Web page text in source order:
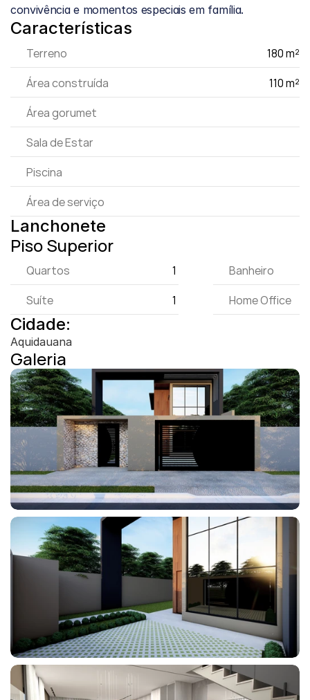
convivência e momentos especiais em família.
Características
Terreno
180 m²
Área construída
110 m²
Área gorumet
Sala de Estar
Piscina
Área de serviço
Lanchonete
Piso Superior
Quartos 1
Banheiro
Suíte
1 Home Office
Cidade:
Aquidauana
Galeria